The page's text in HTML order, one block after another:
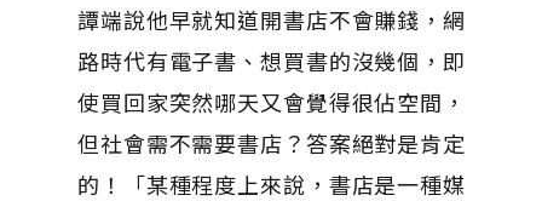
譚端說他早就知道開書店不會賺錢，網
路時代有電子書、想買書的沒幾個，即
使買回家突然哪天又會覺得很佔空間，
但社會需不需要書店？答案絕對是肯定
的！「某種程度上來說，書店是一種媒